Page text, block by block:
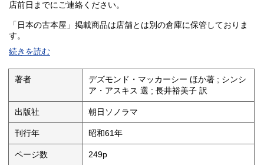
店前日までにご連絡ください。
「日本の古本屋」掲載商品は店舗とは別の倉庫に保管しておりま
す。
事前連絡なく来店されてもご覧頂くことが出来ません。予めご了
承ください。
続きを読む
著者
デズモンド・マッカーシー ほか著 ; シンシ
ア・アスキス 選 ; 長井裕美子 訳
出版社 朝日ソノラマ
刊行年 昭和61年
ページ数 249p